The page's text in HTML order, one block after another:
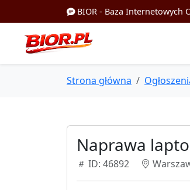
BIOR - Baza Internetowych
Strona główna
Naprawa
ID: 46892